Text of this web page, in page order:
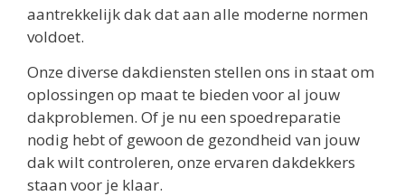
aantrekkelijk dak dat aan alle moderne normen
voldoet.
Onze diverse dakdiensten stellen ons in staat om
oplossingen op maat te bieden voor al jouw
dakproblemen. Of je nu een spoedreparatie
nodig hebt of gewoon de gezondheid van jouw
dak wilt controleren, onze ervaren dakdekkers
staan voor je klaar.